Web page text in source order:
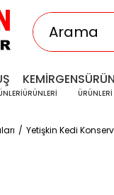
KEMİRGEN
ÜRÜNLERİ ÜRÜNLERİ
Yetişkin Kedi